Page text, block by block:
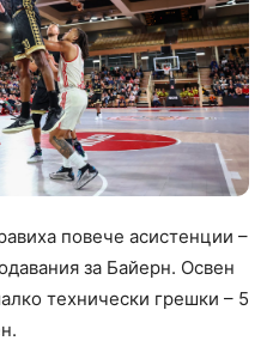
повече асистенции –
за Байерн. Освен
технически грешки – 5